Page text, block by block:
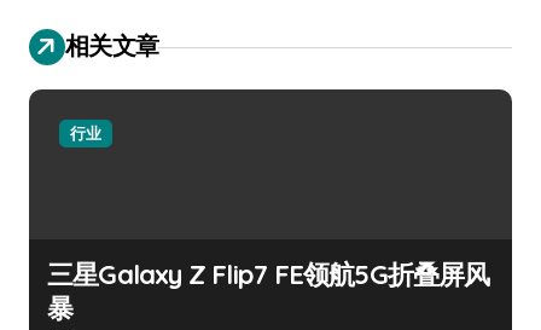
相关文章
行业
三星Galaxy Z Flip7 FE领航5G折叠屏风
暴